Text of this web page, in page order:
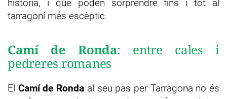
història, i que poden sorprendre fins i tot al
tarragoní més escèptic.
Camí de Ronda: entre cales i
pedreres romanes
El Camí de Ronda al seu pas per Tarragona no és